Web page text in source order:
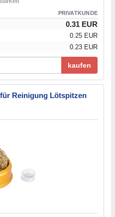
PRIVATKUNDE
0.31 EUR
0.25 EUR
0.23 EUR
kaufen
Reinigung Lötspitzen